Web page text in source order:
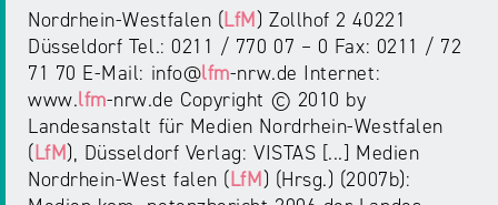
Desinformation
Safer
Internet
Day
Nordrhein-Westfalen (LfM) Zollhof 2 40221
Düsseldorf Tel.: 0211 / 770 07 – 0 Fax: 0211 / 72
71 70 E-Mail: info@lfm-nrw.de Internet:
www.lfm-nrw.de Copyright © 2010 by
Landesanstalt für Medien Nordrhein-Westfalen
(LfM), Düsseldorf Verlag: VISTAS [...] Medien
Nordrhein-West falen (LfM) (Hrsg.) (2007b):